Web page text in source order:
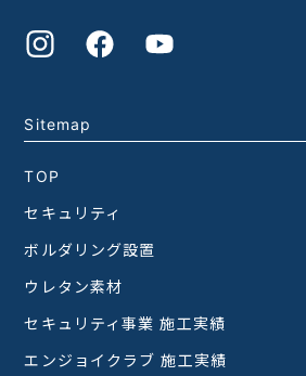
Sitemap
TOP
セキュリティ
ボルダリング設置
ウレタン素材
セキュリティ事業 施工実績
エンジョイクラブ 施工実績